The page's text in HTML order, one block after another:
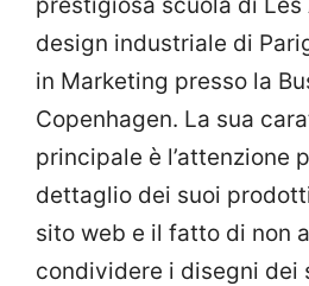
design industriale di
in Marketing presso la
Copenhagen. La sua
principale è l’attenzione
dettaglio dei suoi
sito web e il fatto di non
condividere i disegni dei